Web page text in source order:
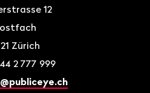
12
Zürich
2 777 999